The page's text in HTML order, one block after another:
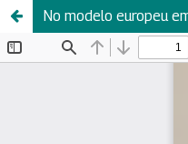
No modelo europeu